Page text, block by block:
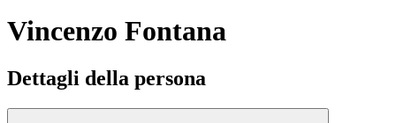
Vincenzo Fontana
Dettagli della persona